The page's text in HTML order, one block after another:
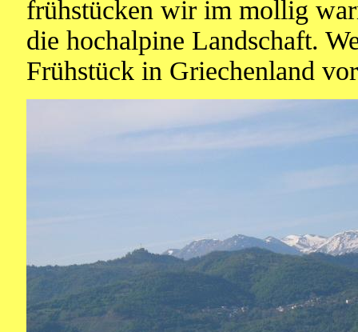
frühstücken wir im mollig
die hochalpine Landschaft.
Frühstück in Griechenland